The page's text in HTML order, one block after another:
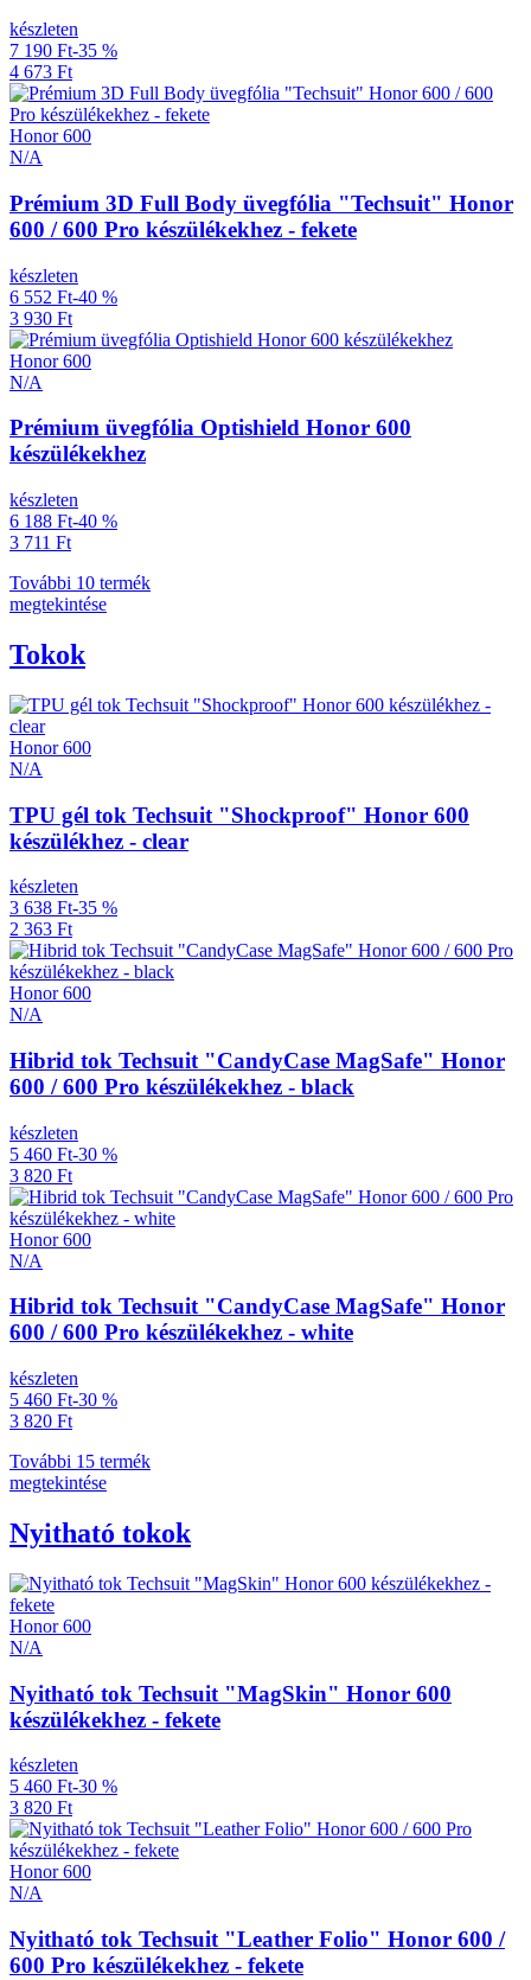
készleten
7 190 Ft-35 %
4 673 Ft
Honor 600
N/A
Prémium 3D Full Body üvegfólia "Techsuit" Honor
600 / 600 Pro készülékekhez - fekete
készleten
6 552 Ft-40 %
3 930 Ft
Honor 600
N/A
Prémium üvegfólia Optishield Honor 600
készülékekhez
készleten
6 188 Ft-40 %
3 711 Ft
További 10 termék
megtekintése
Tokok
Honor 600
N/A
TPU gél tok Techsuit "Shockproof" Honor 600
készülékhez - clear
készleten
3 638 Ft-35 %
2 363 Ft
Honor 600
N/A
Hibrid tok Techsuit "CandyCase MagSafe" Honor
600 / 600 Pro készülékekhez - black
készleten
5 460 Ft-30 %
3 820 Ft
Honor 600
N/A
Hibrid tok Techsuit "CandyCase MagSafe" Honor
600 / 600 Pro készülékekhez - white
készleten
5 460 Ft-30 %
3 820 Ft
További 15 termék
megtekintése
Nyitható tokok
Honor 600
N/A
Nyitható tok Techsuit "MagSkin" Honor 600
készülékekhez - fekete
készleten
5 460 Ft-30 %
3 820 Ft
Honor 600
N/A
Nyitható tok Techsuit "Leather Folio" Honor 600 /
600 Pro készülékekhez - fekete